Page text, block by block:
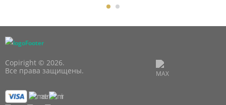
Copiright © 2026.
Все права защищены.